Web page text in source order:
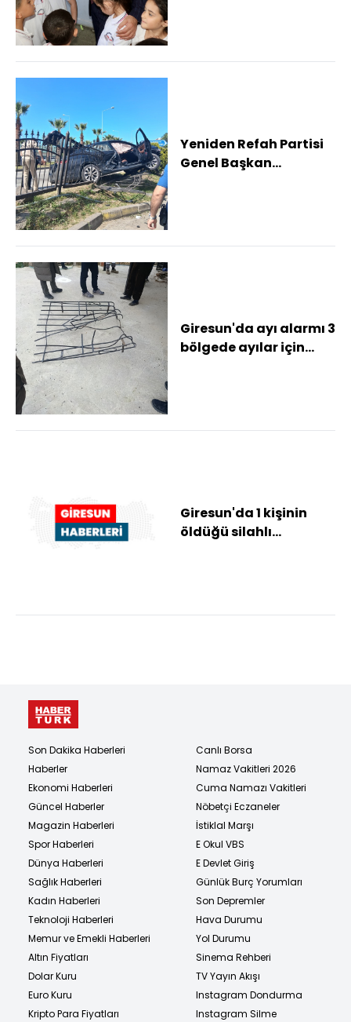
Yeniden Refah Partisi
Genel Başkan
Giresun'da ayı alarmı 3
bölgede ayılar için
Giresun'da 1 kişinin
öldüğü silahlı
Son Dakika Haberleri
Haberler
Ekonomi Haberleri
Güncel Haberler
Magazin Haberleri
Spor Haberleri
Dünya Haberleri
Sağlık Haberleri
Kadın Haberleri
Teknoloji Haberleri
Memur ve Emekli Haberleri
Altın Fiyatları
Dolar Kuru
Euro Kuru
Kripto Para Fiyatları
Canlı Borsa
Namaz Vakitleri 2026
Cuma Namazı Vakitleri
Nöbetçi Eczaneler
İstiklal Marşı
E Okul VBS
E Devlet Giriş
Günlük Burç Yorumları
Son Depremler
Hava Durumu
Yol Durumu
Sinema Rehberi
TV Yayın Akışı
Instagram Dondurma
Instagram Silme